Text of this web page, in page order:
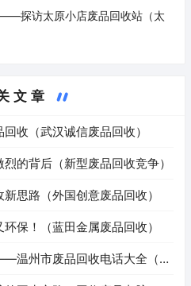
探访太原小店废品回收站（太
文章
收（武汉诚信废品回收）
的背后（新型废品回收竞争）
思路（外国创意废品回收）
保！（蓝田金属废品回收）
温州市废品回收电话大全（温